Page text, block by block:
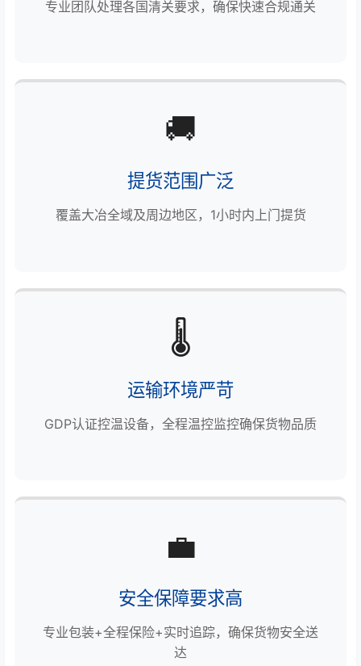
专业团队处理各国清关要求，确保快速合规通关
🚚
提货范围广泛
覆盖大冶全域及周边地区，1小时内上门提货
🌡️
运输环境严苛
GDP认证控温设备，全程温控监控确保货物品质
💼
安全保障要求高
专业包装+全程保险+实时追踪，确保货物安全送
达